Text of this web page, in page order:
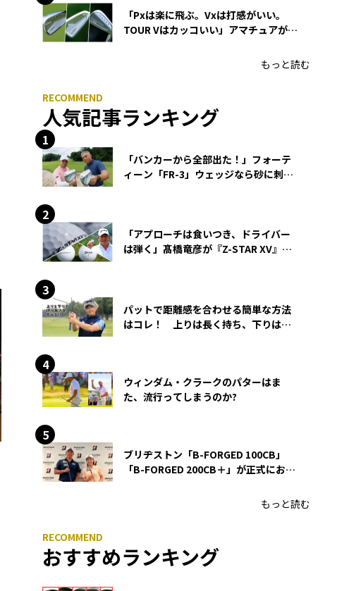
「Pxは楽に飛ぶ。Vxは打感がいい。
TOUR Vはカッコいい」アマチュアが選
もっと読む
人気記事ランキング
「バンカーから全部出た！」フォーテ
ィーン「FR-3」ウェッジなら砂に刺さ
「アプローチは食いつき、ドライバー
は弾く」髙橋竜彦が『Z-STAR XV』を
パットで距離感を合わせる簡単な方法
はコレ！ 上りは長く持ち、下りは短
ウィンダム・クラークのパターはま
た、流行ってしまうのか?
ブリヂストン「B-FORGED 100CB」
「B-FORGED 200CB＋」が正式にお披
もっと読む
おすすめランキング